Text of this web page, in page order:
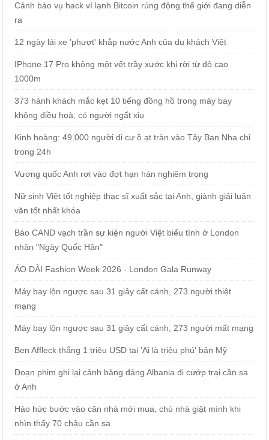
Cảnh báo vụ hack ví lạnh Bitcoin rúng động thế giới đang diễn
ra
12 ngày lái xe 'phượt' khắp nước Anh của du khách Việt
IPhone 17 Pro không một vết trầy xước khi rời từ độ cao
1000m
373 hành khách mắc kẹt 10 tiếng đồng hồ trong máy bay
không điều hoà, có người ngất xỉu
Kinh hoàng: 49.000 người di cư ồ ạt tràn vào Tây Ban Nha chỉ
trong 24h
Vương quốc Anh rơi vào đợt hạn hán nghiêm trọng
Nữ sinh Việt tốt nghiệp thạc sĩ xuất sắc tại Anh, giành giải luận
văn tốt nhất khóa
Báo CAND vạch trần sự kiện người Việt biểu tình ở London
nhân "Ngày Quốc Hận"
ÁO DÀI Fashion Week 2026 - London Gala Runway
Máy bay lộn ngược sau 31 giây cất cánh, 273 người thiệt
mạng
Máy bay lộn ngược sau 31 giây cất cánh, 273 người mất mạng
Ben Affleck thắng 1 triệu USD tại 'Ai là triệu phú' bản Mỹ
Đoạn phim ghi lại cảnh băng đảng Albania đi cướp trại cần sa
ở Anh
Háo hức bước vào căn nhà mới mua, chủ nhà giật mình khi
nhìn thấy 70 chậu cần sa